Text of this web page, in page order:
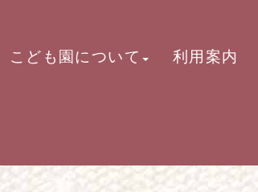
こども園について 利用案内